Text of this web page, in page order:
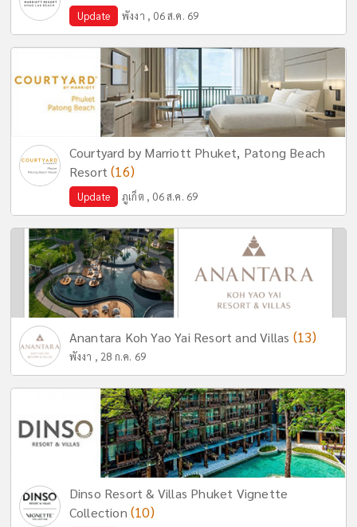
Update พังงา , 06 ส.ค. 69
Courtyard by Marriott Phuket, Patong Beach
Resort(16)
Update ภูเก็ต , 06 ส.ค. 69
Anantara Koh Yao Yai Resort and Villas (13)
พังงา , 28 ก.ค. 69
Dinso Resort & Villas Phuket Vignette
Collection (10)